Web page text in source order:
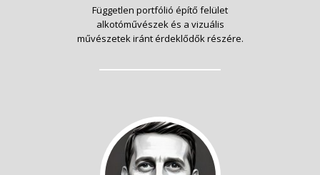
Független portfólió építő felület
alkotóművészek és a vizuális
művészetek iránt érdeklődők részére.